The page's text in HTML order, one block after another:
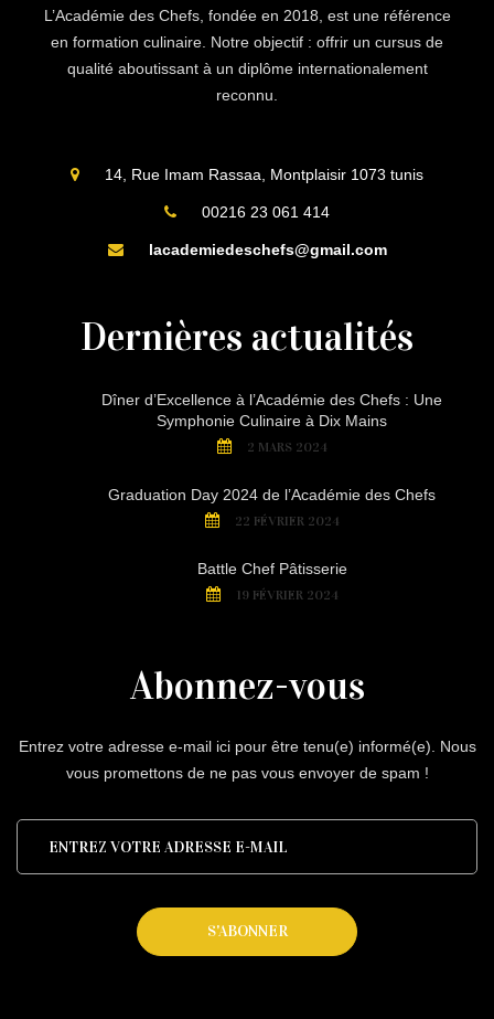
L’Académie des Chefs, fondée en 2018, est une référence
en formation culinaire. Notre objectif : offrir un cursus de
qualité aboutissant à un diplôme internationalement
reconnu.
14, Rue Imam Rassaa, Montplaisir 1073 tunis
00216 23 061 414
lacademiedeschefs@gmail.com
Dernières actualités
Dîner d’Excellence à l’Académie des Chefs : Une
Symphonie Culinaire à Dix Mains
2 MARS 2024
Graduation Day 2024 de l’Académie des Chefs
22 FÉVRIER 2024
Battle Chef Pâtisserie
19 FÉVRIER 2024
Abonnez-vous
Entrez votre adresse e-mail ici pour être tenu(e) informé(e). Nous
vous promettons de ne pas vous envoyer de spam !